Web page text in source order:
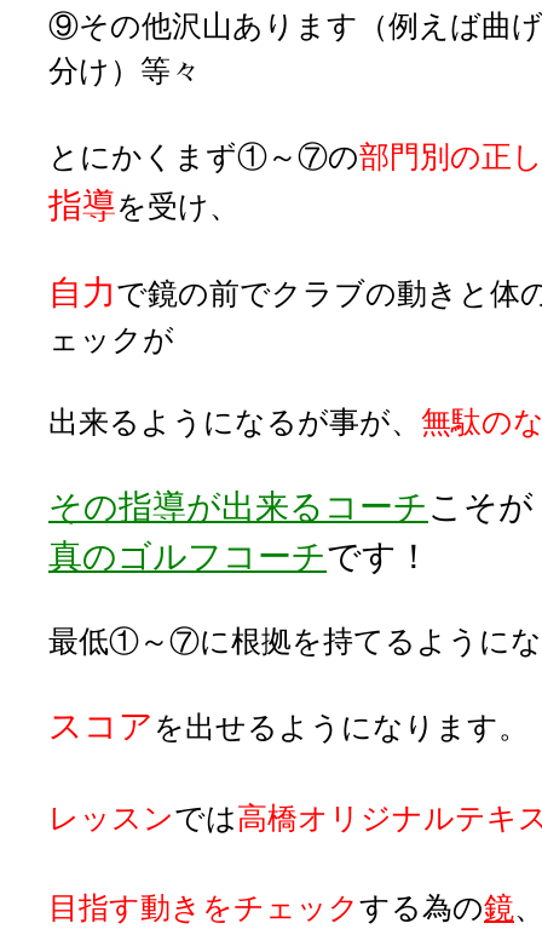
⑨その他沢山あります（例えば曲
分け）等々
とにかくまず①～⑦の部門別の正
指導を受け、
自力で鏡の前でクラブの動きと体
ェックが
出来るようになるが事が、 無駄の
その指導が出来るコーチこそが
真のゴルフコーチです！
最低①～⑦に根拠を持てるように
スコア を出せるようになります。
レッスンでは高橋オリジナルテキ
目指す動きをチェックする為の鏡